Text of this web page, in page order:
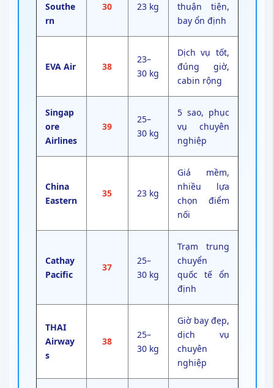
Southe
rn
30 23 kg
thuận tiện,
bay ổn định
EVA Air 38
23–
30 kg
Dịch vụ tốt,
đúng giờ,
cabin rộng
Singap
ore
Airlines
39
25–
30 kg
5 sao, phục
vụ chuyên
nghiệp
China
Eastern
35 23 kg
Giá mềm,
nhiều lựa
chọn điểm
nối
Cathay
Pacific
37
25–
30 kg
Trạm trung
chuyển
quốc tế ổn
định
THAI
Airway
s
38
25–
30 kg
Giờ bay đẹp,
dịch vụ
chuyên
nghiệp